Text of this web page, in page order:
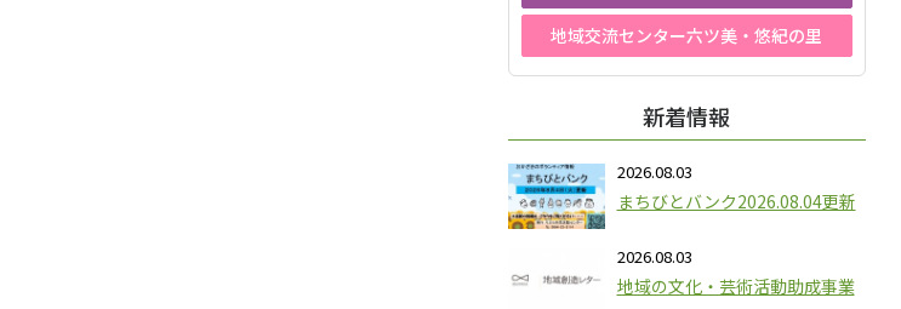
地域交流センター六ツ美・悠紀の里
新着情報
2026.08.03
まちびとバンク2026.08.04更新
2026.08.03
地域の文化・芸術活動助成事業